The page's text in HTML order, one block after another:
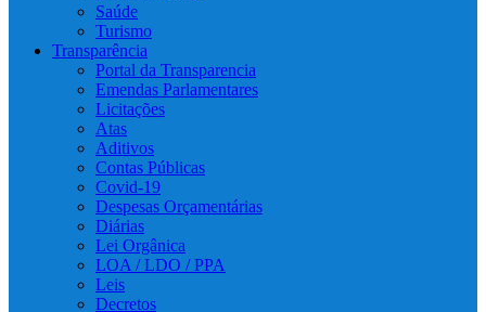
Saúde
Turismo
Transparência
Portal da Transparencia
Emendas Parlamentares
Licitações
Atas
Aditivos
Contas Públicas
Covid-19
Despesas Orçamentárias
Diárias
Lei Orgânica
LOA / LDO / PPA
Leis
Decretos